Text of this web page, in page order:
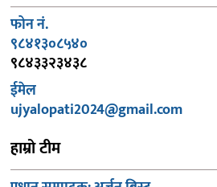
फोन नं.
९८४१३०८५४०
९८४३३२३४३८
ईमेल
ujyalopati2024@gmail.com
हाम्रो टीम